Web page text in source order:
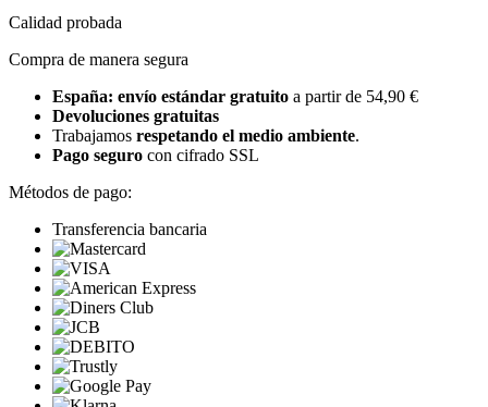
Calidad probada
Compra de manera segura
España: envío estándar gratuito a partir de 54,90 €
Devoluciones gratuitas
Trabajamos respetando el medio ambiente.
Pago seguro con cifrado SSL
Métodos de pago:
Transferencia bancaria